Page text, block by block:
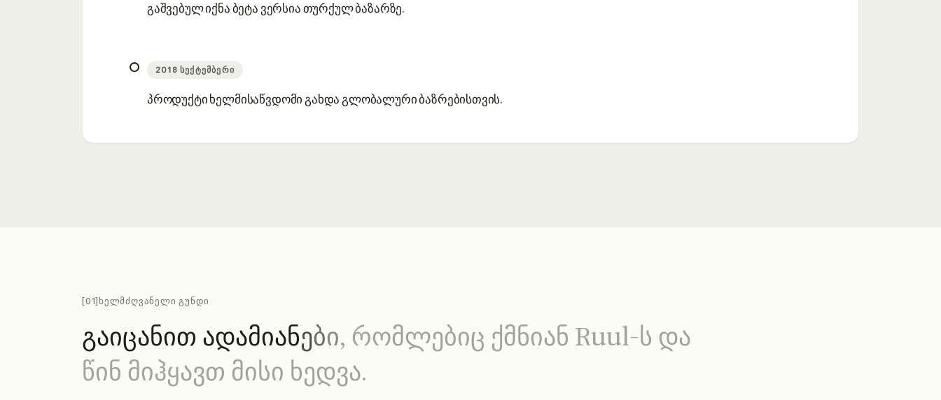
გაშვებულ იქნა ბეტა ვერსია თურქულ ბაზარზე.
2018 ᲡᲔᲥᲢᲔᲛᲑᲔᲠᲘ
პროდუქტი ხელმისაწვდომი გახდა გლობალური ბაზრებისთვის.
[01]ᲮᲔᲚᲛᲫᲦᲕᲐᲜᲔᲚᲘ ᲒᲣᲜᲓᲘ
გაიცანით ადამიანები, რომლებიც ქმნიან Ruul-ს და
წინ მიჰყავთ მისი ხედვა.